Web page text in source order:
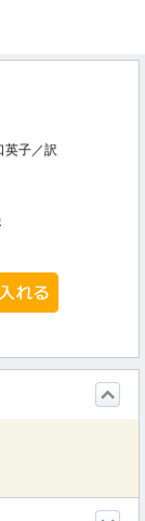
子／訳